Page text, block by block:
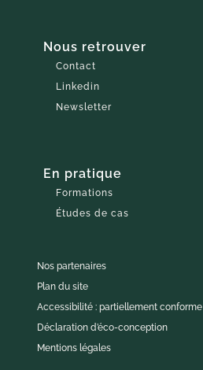
Nous retrouver
Contact
Linkedin
Newsletter
En pratique
Formations
Études de cas
Nos partenaires
Plan du site
Accessibilité : partiellement conforme
Déclaration d’éco-conception
Mentions légales